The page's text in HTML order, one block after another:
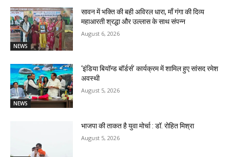
NEWS
सावन में भक्ति की बही अविरल धारा, माँ गंगा की दिव्य
महाआरती श्रद्धा और उल्लास के साथ संपन्न
August 6, 2026
NEWS
‘इंडिया बियॉन्ड बॉर्डर्स’ कार्यक्रम में शामिल हुए सांसद रमेश
अवस्थी
August 5, 2026
भाजपा की ताकत है युवा मोर्चा : डॉ. रोहित मिश्रा
August 5, 2026